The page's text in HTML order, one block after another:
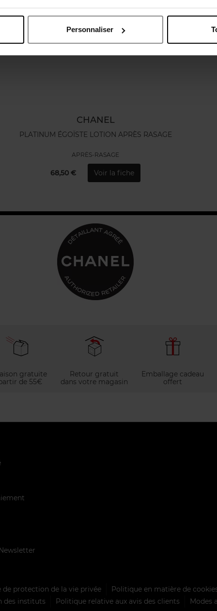
Personnaliser
CHANEL
PLATINUM ÉGOÏSTE LOTION APRÈS RASAGE
APRÈS-RASAGE
68,50 € Voir la fiche
gratuite
de 55€
Retour gratuit
dans votre magasin
Emballage cadeau
offert
de protection de la vie privée Politique en matière de
des instituts Politique relative aux avis des clients Modes